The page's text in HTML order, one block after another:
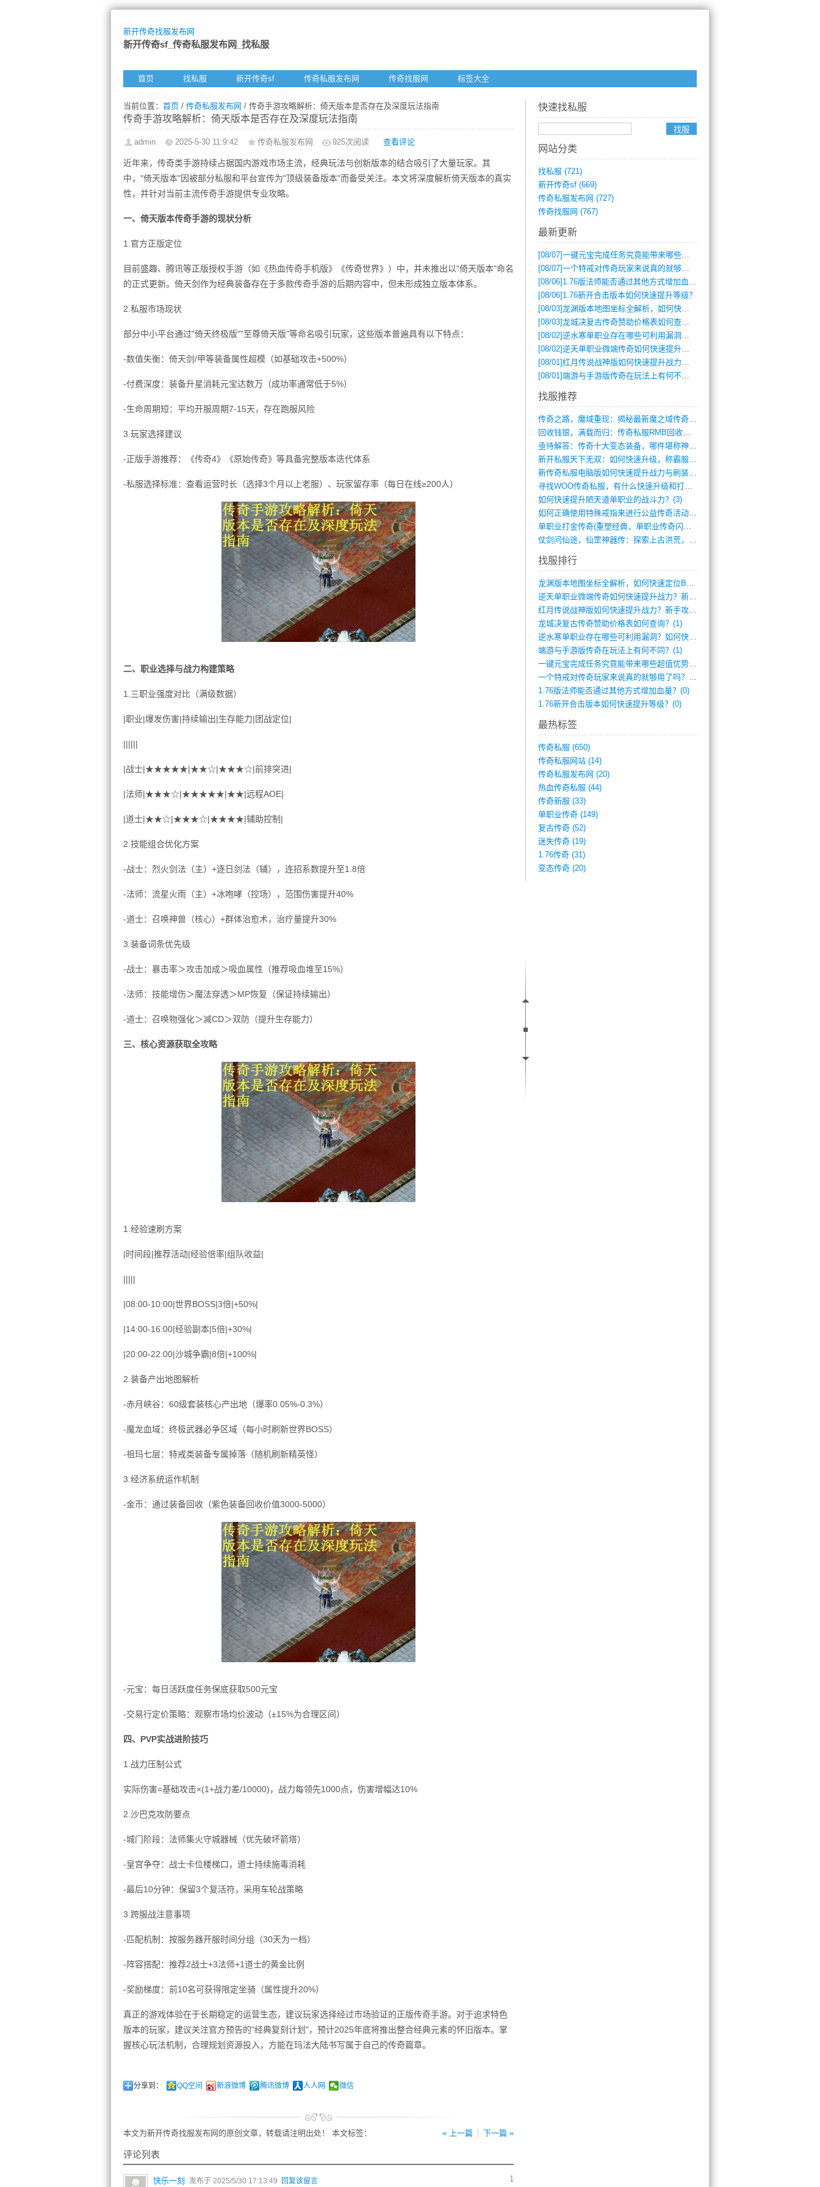
新开传奇找服发布网
新开传奇sf_传奇私服发布网_找私服
首页 找私服 新开传奇sf 传奇私服发布网 传奇找服网
标签大全
当前位置： 首页 / 传奇私服发布网 / 传奇手游攻略解析：倚天版本是否存在及深度玩法指南
传奇手游攻略解析：倚天版本是否存在及深度玩法指南
admin 2025-5-30 11:9:42 传奇私服发布网 925次阅读 查看评论
近年来，传奇类手游持续占据国内游戏市场主流，经典玩法与创新版本的结合吸引了大量玩家。其
中，"倚天版本"因被部分私服和平台宣传为"顶级装备版本"而备受关注。本文将深度解析倚天版本的真实
性，并针对当前主流传奇手游提供专业攻略。
一、倚天版本传奇手游的现状分析
1.官方正版定位
目前盛趣、腾讯等正版授权手游（如《热血传奇手机版》《传奇世界》）中，并未推出以"倚天版本"命名
的正式更新。倚天剑作为经典装备存在于多款传奇手游的后期内容中，但未形成独立版本体系。
2.私服市场现状
部分中小平台通过"倚天终极版""至尊倚天版"等命名吸引玩家，这些版本普遍具有以下特点：
-数值失衡：倚天剑/甲等装备属性超模（如基础攻击+500%）
-付费深度：装备升星消耗元宝达数万（成功率通常低于5%）
-生命周期短：平均开服周期7-15天，存在跑服风险
3.玩家选择建议
-正版手游推荐：《传奇4》《原始传奇》等具备完整版本迭代体系
-私服选择标准：查看运营时长（选择3个月以上老服）、玩家留存率（每日在线≥200人）
二、职业选择与战力构建策略
1.三职业强度对比（满级数据）
|职业|爆发伤害|持续输出|生存能力|团战定位|
||||||
|战士|★★★★★|★★☆|★★★☆|前排突进|
|法师|★★★☆|★★★★★|★★|远程AOE|
|道士|★★☆|★★★☆|★★★★|辅助控制|
2.技能组合优化方案
-战士：烈火剑法（主）+逐日剑法（辅），连招系数提升至1.8倍
-法师：流星火雨（主）+冰咆哮（控场），范围伤害提升40%
-道士：召唤神兽（核心）+群体治愈术，治疗量提升30%
3.装备词条优先级
-战士：暴击率＞攻击加成＞吸血属性（推荐吸血堆至15%）
-法师：技能增伤＞魔法穿透＞MP恢复（保证持续输出）
-道士：召唤物强化＞减CD＞双防（提升生存能力）
三、核心资源获取全攻略
1.经验速刷方案
|时间段|推荐活动|经验倍率|组队收益|
|||||
|08:00-10:00|世界BOSS|3倍|+50%|
|14:00-16:00|经验副本|5倍|+30%|
|20:00-22:00|沙城争霸|8倍|+100%|
2.装备产出地图解析
-赤月峡谷：60级套装核心产出地（爆率0.05%-0.3%）
-魔龙血域：终极武器必争区域（每小时刷新世界BOSS）
-祖玛七层：特戒类装备专属掉落（随机刷新精英怪）
3.经济系统运作机制
-金币：通过装备回收（紫色装备回收价值3000-5000）
-元宝：每日活跃度任务保底获取500元宝
-交易行定价策略：观察市场均价波动（±15%为合理区间）
四、PVP实战进阶技巧
1.战力压制公式
实际伤害=基础攻击×(1+战力差/10000)，战力每领先1000点，伤害增幅达10%
2.沙巴克攻防要点
-城门阶段：法师集火守城器械（优先破坏箭塔）
-皇宫争夺：战士卡位楼梯口，道士持续施毒消耗
-最后10分钟：保留3个复活符，采用车轮战策略
3.跨服战注意事项
-匹配机制：按服务器开服时间分组（30天为一档）
-阵容搭配：推荐2战士+3法师+1道士的黄金比例
-奖励梯度：前10名可获得限定坐骑（属性提升20%）
真正的游戏体验在于长期稳定的运营生态，建议玩家选择经过市场验证的正版传奇手游。对于追求特色
版本的玩家，建议关注官方预告的"经典复刻计划"，预计2025年底将推出整合经典元素的怀旧版本。掌
握核心玩法机制，合理规划资源投入，方能在玛法大陆书写属于自己的传奇篇章。
分享到： QQ空间 新浪微博 腾讯微博 人人网 微信
« 上一篇 下一篇 »
本文为新开传奇找服发布网的原创文章，转载请注明出处！ 本文标签：
评论列表
1
快乐一刻 发布于 2025/5/30 17:13:49 回复该留言
快速找私服
网站分类
找私服 (721)
新开传奇sf (669)
传奇私服发布网 (727)
传奇找服网 (767)
最新更新
[08/07]一键元宝完成任务究竟能带来哪些超值优势？
[08/07]一个特戒对传奇玩家来说真的就够用了吗？
[08/06] 1.76版法师能否通过其他方式增加血量？
[08/06] 1.76新开合击版本如何快速提升等级？
[08/03]龙渊版本地图坐标全解析，如何快速定位BOSS位置？
[08/03]龙城决复古传奇赞助价格表如何查询？
[08/02]逆水寒单职业存在哪些可利用漏洞？如何快速提升战力？
[08/02]逆天单职业微端传奇如何快速提升战力？新手必看攻略
[08/01]红月传说战神版如何快速提升战力？新手攻略全解析？
[08/01]端游与手游版传奇在玩法上有何不同？
找服推荐
传奇之路，魔域重现：揭秘最新魔之域传奇攻(712)
回收钱银，满载而归：传奇私服RMB回收装(548)
亟待解答：传奇十大变态装备，哪件堪称神器(347)
新开私服天下无双：如何快速升级，称霸服务(681)
新传奇私服电脑版如何快速提升战力与刷装备(835)
寻找WOO传奇私服，有什么快速升级和打宝(864)
如何快速提升陋天道单职业的战斗力？(3)
如何正确使用特殊戒指来进行公益传奇活动？(10)
单职业打金传奇(重塑经典，单职业传奇闪耀(10)
仗剑问仙途，仙罡神器传：探索上古洪荒，揭(813)
找服排行
龙渊版本地图坐标全解析，如何快速定位BO(3)
逆天单职业微端传奇如何快速提升战力？新手(2)
红月传说战神版如何快速提升战力？新手攻略(2)
龙城决复古传奇赞助价格表如何查询？(1)
逆水寒单职业存在哪些可利用漏洞？如何快速(1)
端游与手游版传奇在玩法上有何不同？(1)
一键元宝完成任务究竟能带来哪些超值优势？(0)
一个特戒对传奇玩家来说真的就够用了吗？(0)
1.76版法师能否通过其他方式增加血量？(0)
1.76新开合击版本如何快速提升等级？(0)
最热标签
传奇私服 (650)
传奇私服网站 (14)
传奇私服发布网 (20)
热血传奇私服 (44)
传奇新服 (33)
单职业传奇 (149)
复古传奇 (52)
迷失传奇 (19)
1.76传奇 (31)
变态传奇 (20)